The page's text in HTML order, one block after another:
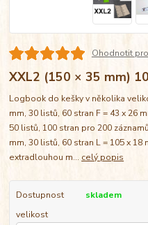
Ohodnotit
XXL2 (150 × 35 mm)
Logbook do kešky v několika
mm, 30 listů, 60 stran F = 43 x 26
50 listů, 100 stran pro 200
mm, 30 listů, 60 stran L = 105 x
extradlouhou m... celý popis
Dostupnost
skladem
velikost